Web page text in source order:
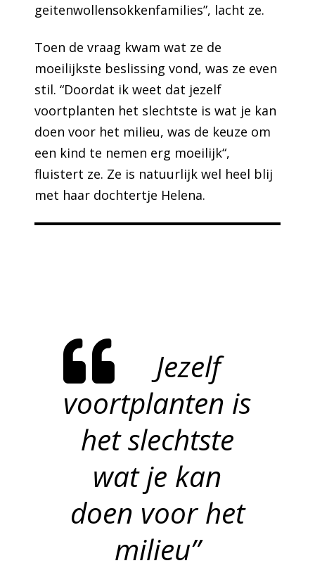
geitenwollensokkenfamilies”, lacht ze.
Toen de vraag kwam wat ze de
moeilijkste beslissing vond, was ze even
stil. “Doordat ik weet dat jezelf
voortplanten het slechtste is wat je kan
doen voor het milieu, was de keuze om
een kind te nemen erg moeilijk“,
fluistert ze. Ze is natuurlijk wel heel blij
met haar dochtertje Helena.
Jezelf
voortplanten is
het slechtste
wat je kan
doen voor het
milieu”